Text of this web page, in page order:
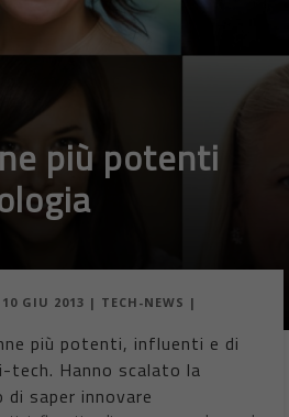
più potenti
10 GIU 2013 | TECH-NEWS |
più potenti, influenti e di
tech. Hanno scalato la
saper innovare